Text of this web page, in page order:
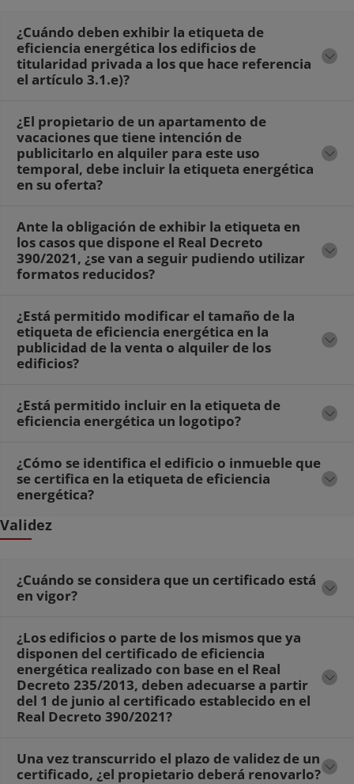
¿Cuándo deben exhibir la etiqueta de
eficiencia energética los edificios de
titularidad privada a los que hace referencia
el artículo 3.1.e)?
¿El propietario de un apartamento de
vacaciones que tiene intención de
publicitarlo en alquiler para este uso
temporal, debe incluir la etiqueta energética
en su oferta?
Ante la obligación de exhibir la etiqueta en
los casos que dispone el Real Decreto
390/2021, ¿se van a seguir pudiendo utilizar
formatos reducidos?
¿Está permitido modificar el tamaño de la
etiqueta de eficiencia energética en la
publicidad de la venta o alquiler de los
edificios?
¿Está permitido incluir en la etiqueta de
eficiencia energética un logotipo?
¿Cómo se identifica el edificio o inmueble que
se certifica en la etiqueta de eficiencia
energética?
Validez
¿Cuándo se considera que un certificado está
en vigor?
¿Los edificios o parte de los mismos que ya
disponen del certificado de eficiencia
energética realizado con base en el Real
Decreto 235/2013, deben adecuarse a partir
del 1 de junio al certificado establecido en el
Real Decreto 390/2021?
Una vez transcurrido el plazo de validez de un
certificado, ¿el propietario deberá renovarlo?